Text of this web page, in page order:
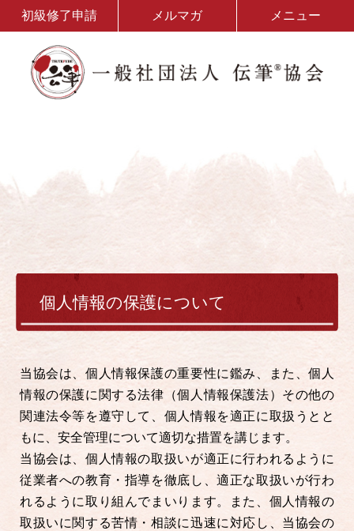
初級修了申請 メルマガ メニュー
個人情報の保護について
当協会は、個人情報保護の重要性に鑑み、また、個人
情報の保護に関する法律（個人情報保護法）その他の
関連法令等を遵守して、個人情報を適正に取扱うとと
もに、安全管理について適切な措置を講じます。
当協会は、個人情報の取扱いが適正に行われるように
従業者への教育・指導を徹底し、適正な取扱いが行わ
れるように取り組んでまいります。また、個人情報の
取扱いに関する苦情・相談に迅速に対応し、当協会の